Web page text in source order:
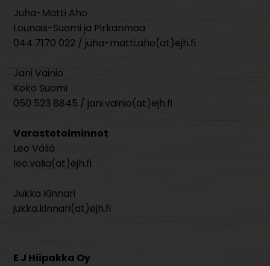
Juha-Matti Aho
Lounais-Suomi ja Pirkanmaa
044 7170 022 / juha-matti.aho(at)ejh.fi
Jani Vainio
Koko Suomi
050 523 8845 / jani.vainio(at)ejh.fi
Varastotoiminnot
Leo Väliä
leo.valia(at)ejh.fi
Jukka Kinnari
jukka.kinnari(at)ejh.fi
E J Hiipakka Oy